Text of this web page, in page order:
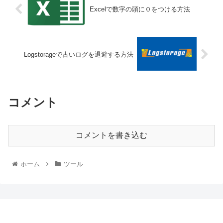
Excelで数字の頭に０をつける方法
Logstorageで古いログを退避する方法
コメント
コメントを書き込む
ホーム ツール